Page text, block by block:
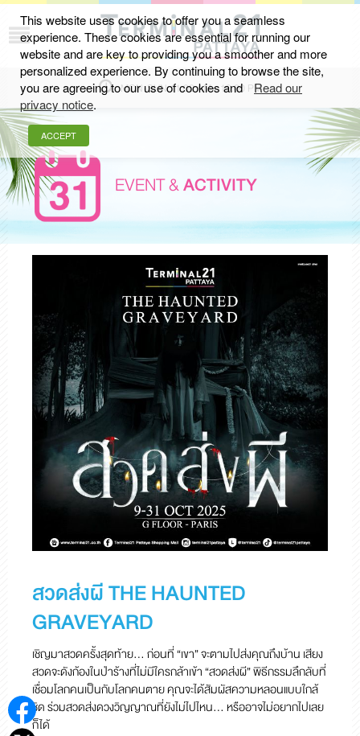
MON-SUN 11.00 AM - 10.00 PM
EVENT &ACTIVITY
สวดส่งผี THE HAUNTED
GRAVEYARD
เชิญมาสวดครั้งสุดท้าย… ก่อนที่ “เขา” จะตามไปส่งคุณถึงบ้าน เสียง
สวดจะดังก้องในป่าร้างที่ไม่มีใครกล้าเข้า “สวดส่งผี” พิธีกรรมลึกลับที่
เชื่อมโลกคนเป็นกับโลกคนตาย คุณจะได้สัมผัสความหลอนแบบใกล้
ชิด ร่วมสวดส่งดวงวิญญาณที่ยังไม่ไปไหน… หรืออาจไม่อยากไปเลย
ก็ได้
This website uses cookies to offer you a seamless
experience. These cookies are essential for running our
website and are key to providing you a smoother and more
personalized experience. By continuing to browse the site,
you are agreeing to our use of cookies and
Read our
privacy notice.
ACCEPT